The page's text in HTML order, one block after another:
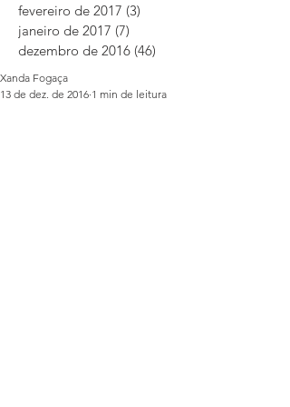
fevereiro de 2017 (3)
janeiro de 2017 (7)
dezembro de 2016 (46)
Xanda Fogaça
13 de dez. de 2016 1 min de leitura